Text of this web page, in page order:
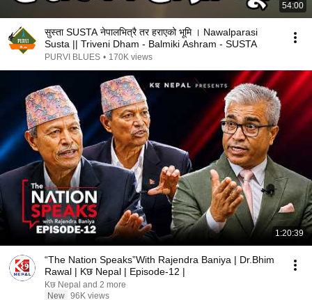
54:00
सुस्ता SUSTA नेपालभित्रै तर हराएको भूमि । Nawalparasi
Susta || Triveni Dham - Balmiki Ashram - SUSTA
PURVI BLUES • 170K views
1:20:39
“The Nation Speaks”With Rajendra Baniya | Dr.Bhim
Rawal | Kछ Nepal | Episode-12 |
Kछ Nepal and 2 more
New 96K views